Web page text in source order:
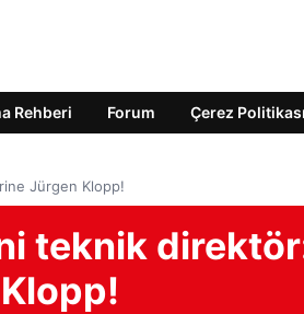
Rehberi Forum Çerez Politikası
Jürgen Klopp!
teknik